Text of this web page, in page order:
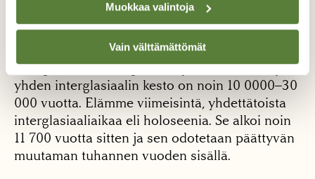
Muokkaa valintoja
Vain välttämättömät
asteen vaihteluväliä. Kylmiä vaiheita,
jäätiköitymisiä, ovat seuranneet lämpimät
jäätiköitymisten väliset vaiheet eli
interglasiaalit. Interglasiaaleja on yksitoista ja
yhden interglasiaalin kesto on noin 10 0000−30
000 vuotta. Elämme viimeisintä, yhdettätoista
interglasiaaliaikaa eli holoseenia. Se alkoi noin
11 700 vuotta sitten ja sen odotetaan päättyvän
muutaman tuhannen vuoden sisällä.